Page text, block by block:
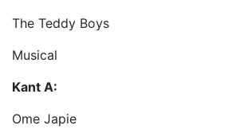
The Teddy Boys
Musical
Kant A:
Ome Japie